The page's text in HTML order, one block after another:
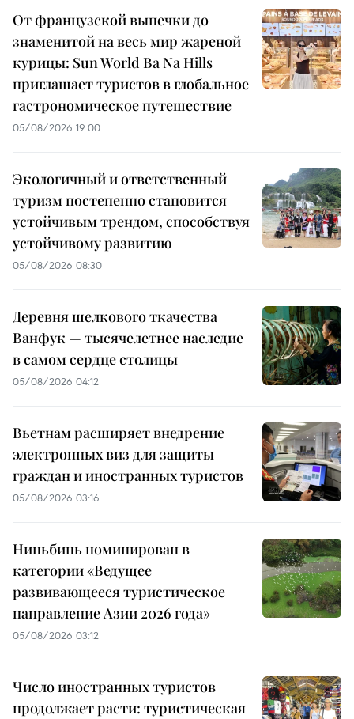
От французской выпечки до
знаменитой на весь мир жареной
курицы: Sun World Ba Na Hills
приглашает туристов в глобальное
гастрономическое путешествие
05/08/2026 19:00
Экологичный и ответственный
туризм постепенно становится
устойчивым трендом, способствуя
устойчивому развитию
05/08/2026 08:30
Деревня шелкового ткачества
Ванфук — тысячелетнее наследие
в самом сердце столицы
05/08/2026 04:12
Вьетнам расширяет внедрение
электронных виз для защиты
граждан и иностранных туристов
05/08/2026 03:16
Ниньбинь номинирован в
категории «Ведущее
развивающееся туристическое
направление Азии 2026 года»
05/08/2026 03:12
Число иностранных туристов
продолжает расти: туристическая